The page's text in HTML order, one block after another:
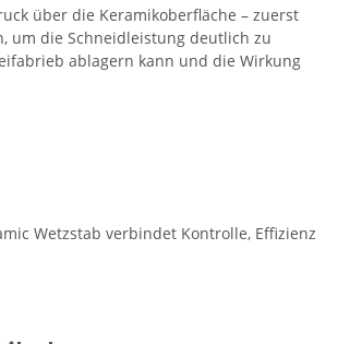
über die Keramikoberfläche – zuerst
um die Schneidleistung deutlich zu
ablagern kann und die Wirkung
Wetzstab verbindet Kontrolle, Effizienz